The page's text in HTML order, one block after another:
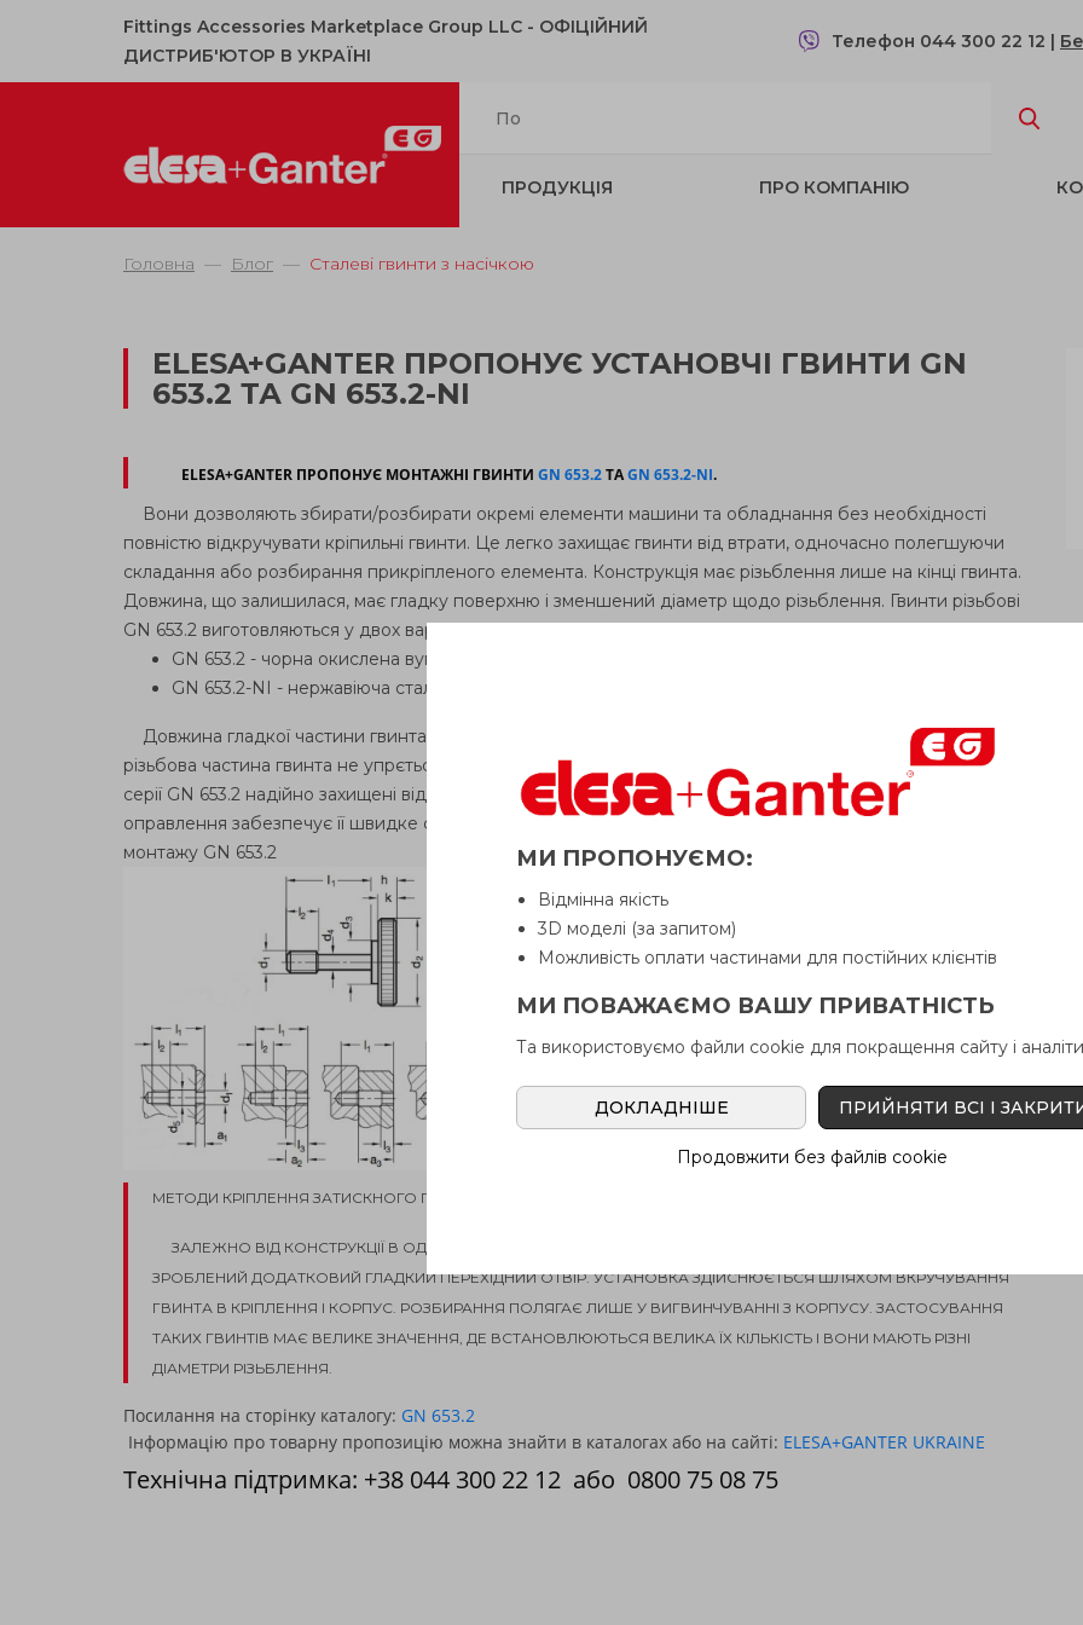
Fittings Accessories Marketplace Group LLC - OФІЦІЙНИЙ
ДИСТРИБ'ЮТОР В УКРАЇНІ
Телефон 044 300 22 12 |
ПРОДУКЦІЯ ПРО КОМПАНІЮ
Головна Блог Сталеві гвинти з насічкою
ELESA+GANTER ПРОПОНУЄ УСТАНОВЧІ ГВИНТИ GN
653.2 ТА GN 653.2-NI
ELESA+GANTER ПРОПОНУЄ МОНТАЖНІ ГВИНТИ GN 653.2ТАGN 653.2-NI.
Вони дозволяють збирати/розбирати окремі елементи машини та обладнання без необхідності
повністю відкручувати кріпильні гвинти. Це легко захищає гвинти від втрати, одночасно полегшуючи
складання або розбирання прикріпленого елемента. Конструкція має різьблення лише на кінці гвинта.
Довжина, що залишилася, має гладку поверхню і зменшений діаметр щодо різьблення. Гвинти різьбові
GN 653.2 виготовляються у двох варіантах матеріалу:
GN 653.2 - чорна окислена вуглецева сталь,
GN 653.2-NI - нержавіюча сталь AISI 303, матова поверхня.
Довжина гладкої частини гвинта максимальна можлива, тільки до тих пір, поки виймаючи гвинт,
різьбова частина гвинта не упрється в різьблення кріплення. Ця функціональність означає, що гвинти
серії GN 653.2 надійно захищені від випадання з нерухомого елемента, а коротка довжина різьблення
оправлення забезпечує її швидке складання та розбирання. Нижче наведено декілька способів
монтажу GN 653.2
МЕТОДИ КРІПЛЕННЯ ЗАТИСКНОГО ГВИНТА GN 653
ЗАЛЕЖНО ВІД КОНСТРУКЦІЇ В ОДНОМУ АБО ОБОХ ЕЛЕМЕНТАХ, ЩО З'ЄДНУЮТЬСЯ, ПОВИНЕН БУТИ
ЗРОБЛЕНИЙ ДОДАТКОВИЙ ГЛАДКИЙ ПЕРЕХІДНИЙ ОТВІР. УСТАНОВКА ЗДІЙСНЮЄТЬСЯ ШЛЯХОМ ВКРУЧУВАННЯ
ГВИНТА В КРІПЛЕННЯ І КОРПУС. РОЗБИРАННЯ ПОЛЯГАЄ ЛИШЕ У ВИГВИНЧУВАННІ З КОРПУСУ. ЗАСТОСУВАННЯ
ТАКИХ ГВИНТІВ МАЄ ВЕЛИКЕ ЗНАЧЕННЯ, ДЕ ВСТАНОВЛЮЮТЬСЯ ВЕЛИКА ЇХ КІЛЬКІСТЬ І ВОНИ МАЮТЬ РІЗНІ
ДІАМЕТРИ РІЗЬБЛЕННЯ.
Посилання на сторінку каталогу: GN 653.2
Інформацію про товарну пропозицію можна знайти в каталогах або на сайті: ELESA+GANTER UKRAINE
Технічна підтримка: +38 044 300 22 12 або 0800 75 08 75
МИ ПРОПОНУЄМО:
Відмінна якість
3D моделі (за запитом)
Можливість оплати частинами для постійних клієнтів
МИ ПОВАЖАЄМО ВАШУ ПРИВАТНІСТЬ
Та використовуємо файли cookie для покращення сайту і
ДОКЛАДНІШЕ ПРИЙНЯТИ ВСІ І
Продовжити без файлів cookie